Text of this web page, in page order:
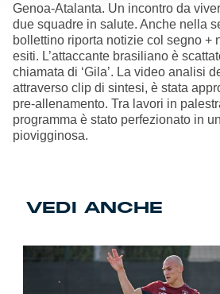
Genoa-Atalanta. Un incontro da
due squadre in salute. Anche nella
bollettino riporta notizie col segno +
esiti. L’attaccante brasiliano è
chiamata di ‘Gila’. La video analisi
attraverso clip di sintesi, è stata
pre-allenamento. Tra lavori in
programma è stato perfezionato in
piovigginosa.
VEDI ANCHE